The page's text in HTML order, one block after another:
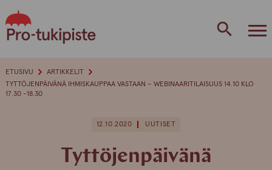
to
content
ETUSIVU
ARTIKKELIT
TYTTÖJENPÄIVÄNÄ IHMISKAUPPAA VASTAAN – WEBINAARITILAISUUS 14.10 KLO
17.30 -18.30
12.10.2020 UUTISET
Tyttöjenpäivänä